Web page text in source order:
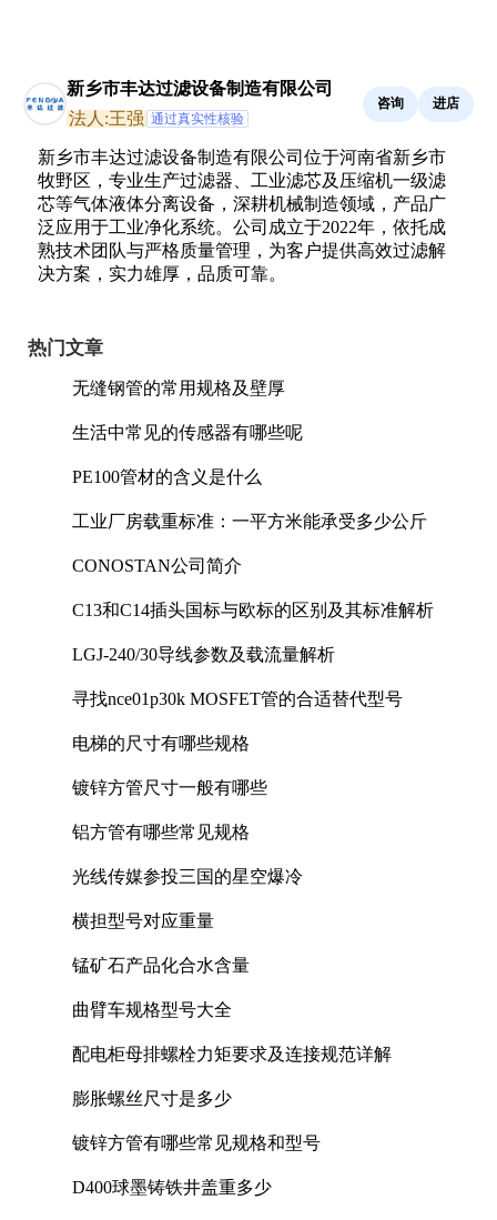
新乡市丰达过滤设备制造有限公司
法人:王强 通过真实性核验
咨询 进店
新乡市丰达过滤设备制造有限公司位于河南省新乡市
牧野区，专业生产过滤器、工业滤芯及压缩机一级滤
芯等气体液体分离设备，深耕机械制造领域，产品广
泛应用于工业净化系统。公司成立于2022年，依托成
熟技术团队与严格质量管理，为客户提供高效过滤解
决方案，实力雄厚，品质可靠。
热门文章
无缝钢管的常用规格及壁厚
生活中常见的传感器有哪些呢
PE100管材的含义是什么
工业厂房载重标准：一平方米能承受多少公斤
CONOSTAN公司简介
C13和C14插头国标与欧标的区别及其标准解析
LGJ-240/30导线参数及载流量解析
寻找nce01p30k MOSFET管的合适替代型号
电梯的尺寸有哪些规格
镀锌方管尺寸一般有哪些
铝方管有哪些常见规格
光线传媒参投三国的星空爆冷
横担型号对应重量
锰矿石产品化合水含量
曲臂车规格型号大全
配电柜母排螺栓力矩要求及连接规范详解
膨胀螺丝尺寸是多少
镀锌方管有哪些常见规格和型号
D400球墨铸铁井盖重多少